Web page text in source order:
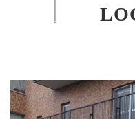
らず親しみやすいその人